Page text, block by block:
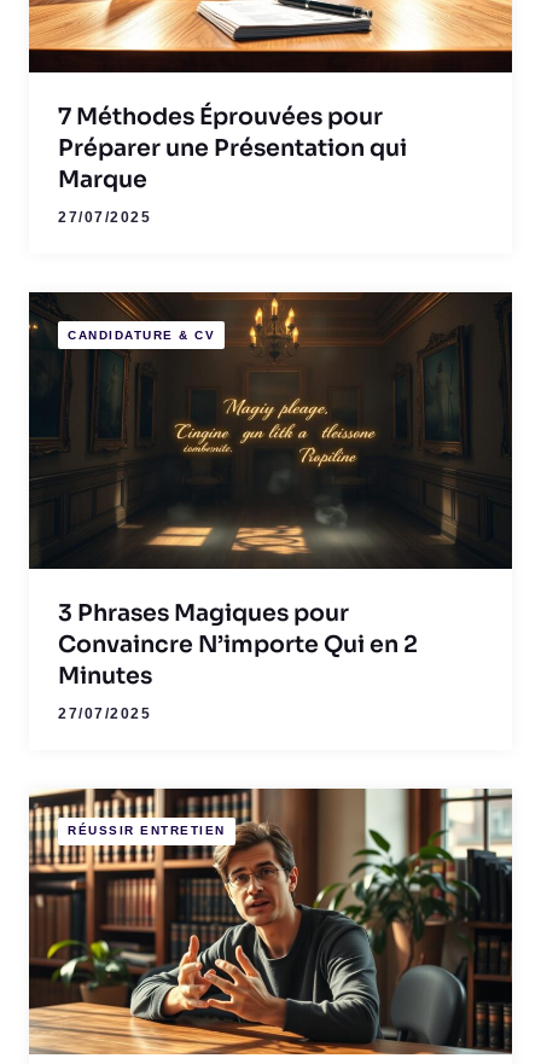
7 Méthodes Éprouvées pour
Préparer une Présentation qui
Marque
27/07/2025
CANDIDATURE & CV
3 Phrases Magiques pour
Convaincre N’importe Qui en 2
Minutes
27/07/2025
RÉUSSIR ENTRETIEN